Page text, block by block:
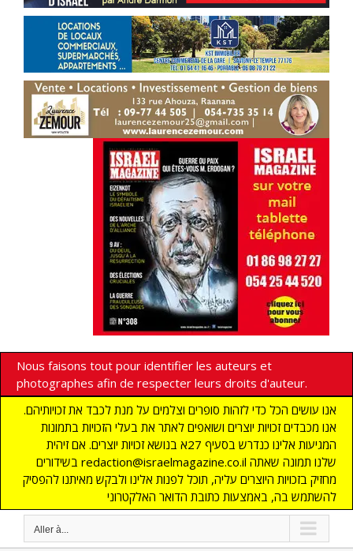
Nous faisons tout pour identifier les auteurs et
photographes afin de respecter leurs droits d'auteur.
אנו עושים הכל כדי לזהות סופרים וצלמים על מנת לכבד את זכויותיהם.
אנו מכבדים זכויות יוצרים ושואפים לאתר את בעלי הזכויות בתמונות
המגיעות אלינו כנדרש בסעיף 27א בנושא זכויות יוצרים. אם זיהית
בשידורים redaction@israelmagazine.co.il שלנו תמונה שאתה
מחזיק בזכויות היוצרים עליה, תוכל לפנות אלינו ולבקש מאיתנו להפסיק
להשתמש בה, באמצעות כתובת הדואר האלקטרוני
Aller à...